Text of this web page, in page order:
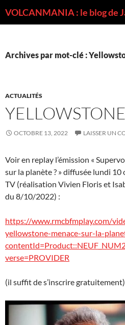
Archives par mot-clé :
ACTUALITÉS
OCTOBRE 13, 2022 LAISSER UN
Voir en replay l’émission «
sur la planète ? » diffusée lundi
TV (réalisation Vivien Floris et
du 8/10/2022) :
https://www.rmcbfmplay.com/
yellowstone-menace-sur-la-
verse=PROVIDER
(il suffit de s’inscrire gratuitement)